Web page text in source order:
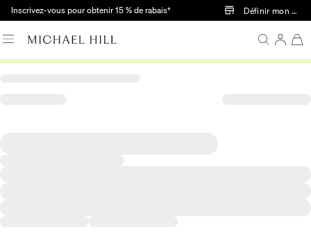
Passer au contenu principal
Inscrivez-vous pour obtenir 15 % de rabais† Définir mon